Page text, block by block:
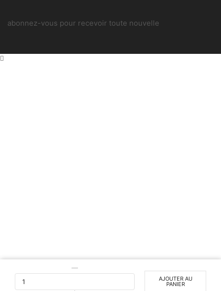
abonnez-vous pour recevoir toute nouvelle
quantité
AJOUTER AU
PANIER